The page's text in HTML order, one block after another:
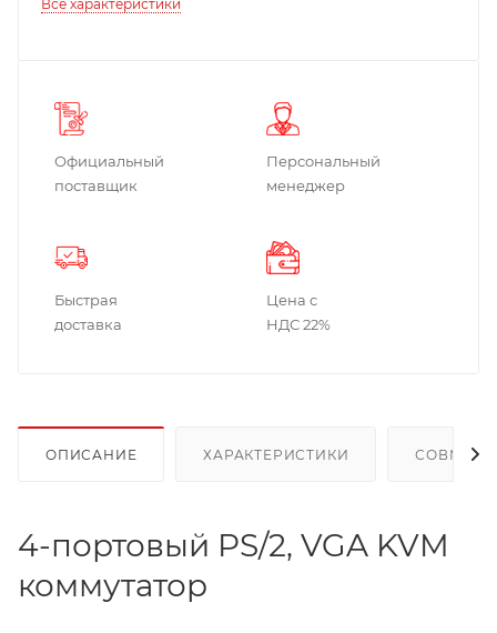
Все характеристики
Официальный
поставщик
Персональный
менеджер
Быстрая
доставка
Цена с
НДС 22%
ОПИСАНИЕ ХАРАКТЕРИСТИКИ
4-портовый PS/2, VGA KVM
коммутатор